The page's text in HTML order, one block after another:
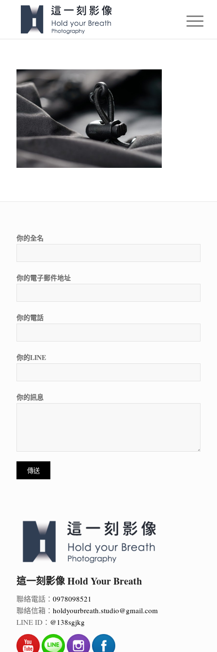
這一刻影像 Hold Your Breath
聯絡電話： 0978098521
聯絡信箱： holdyourbreath.studio@gmail.com
LINE ID： @138sgjkg
你的全名
你的電子郵件地址
你的電話
你的LINE
你的訊息